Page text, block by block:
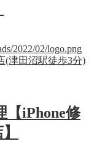
2022/02/logo.png
(津田沼駅徒歩3分)
【iPhone修